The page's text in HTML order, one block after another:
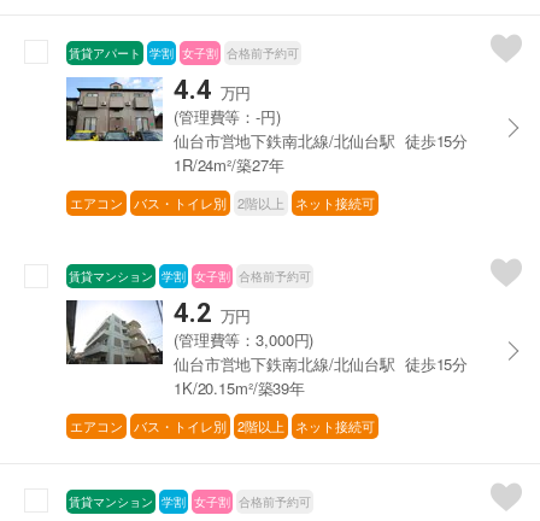
賃貸アパート 学割 女子割 合格前予約可
4.4 万円
(管理費等：-円)
仙台市営地下鉄南北線/北仙台駅 徒歩15分
1R/24m²/築27年
エアコン バス・トイレ別 2階以上 ネット接続可
賃貸マンション 学割 女子割 合格前予約可
4.2 万円
(管理費等：3,000円)
仙台市営地下鉄南北線/北仙台駅 徒歩15分
1K/20.15m²/築39年
エアコン バス・トイレ別 2階以上 ネット接続可
賃貸マンション 学割 女子割 合格前予約可